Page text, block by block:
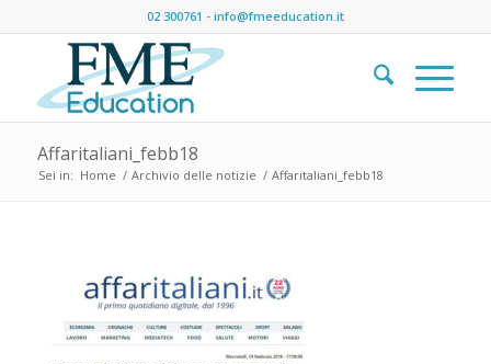
02 300761 - info@fmeeducation.it
Affaritaliani_febb18
Sei in: Home / Archivio delle notizie / Affaritaliani_febb18